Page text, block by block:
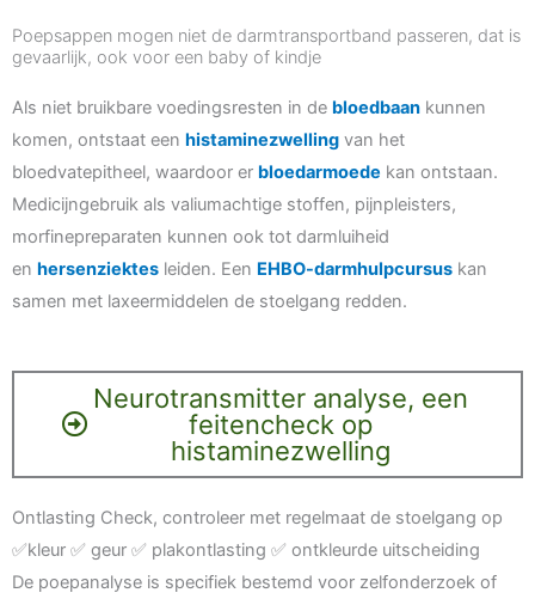
Poepsappen mogen niet de darmtransportband passeren, dat is
gevaarlijk, ook voor een baby of kindje
Als niet bruikbare voedingsresten in de bloedbaan kunnen
komen, ontstaat een histaminezwelling van het
bloedvatepitheel, waardoor er bloedarmoede kan ontstaan.
Medicijngebruik als valiumachtige stoffen, pijnpleisters,
morfinepreparaten kunnen ook tot darmluiheid
en hersenziektes leiden. Een EHBO-darmhulpcursus kan
samen met laxeermiddelen de stoelgang redden.
Neurotransmitter analyse, een
feitencheck op
histaminezwelling
Ontlasting Check, controleer met regelmaat de stoelgang op
✅kleur ✅ geur ✅ plakontlasting ✅ ontkleurde uitscheiding
De poepanalyse is specifiek bestemd voor zelfonderzoek of